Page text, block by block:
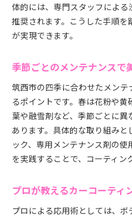
体的には、専門スタッフによ
推奨されます。こうした手順
が実現できます。
季節ごとのメンテナンスで
筑西市の四季に合わせたメン
るポイントです。春は花粉や
葉や融雪剤など、季節ごとに
あります。具体的な取り組み
ック、専用メンテナンス剤の
を実践することで、コーティン
プロが教えるカーコーティ
プロによる応用術としては、